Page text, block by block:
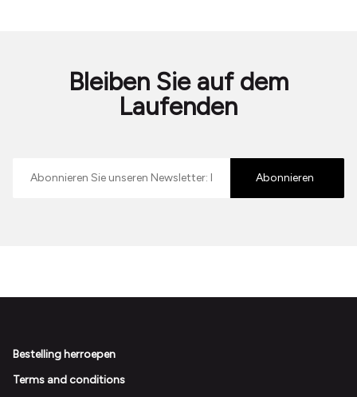
Bleiben Sie auf dem
Laufenden
mailadres
Abonnieren
Footer
Bestelling herroepen
Terms and conditions